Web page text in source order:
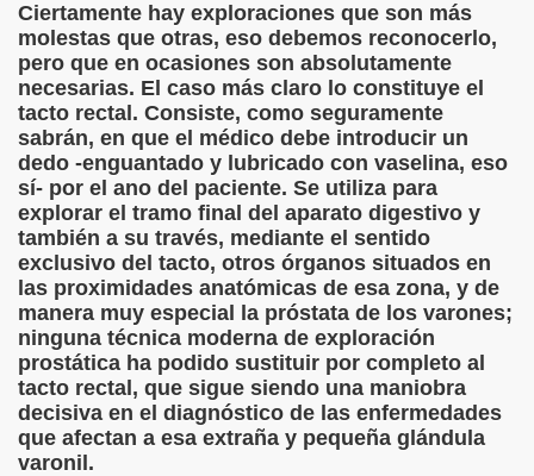
Ciertamente hay exploraciones que son más
molestas que otras, eso debemos reconocerlo,
pero que en ocasiones son absolutamente
necesarias. El caso más claro lo constituye el
tacto rectal. Consiste, como seguramente
sabrán, en que el médico debe introducir un
dedo -enguantado y lubricado con vaselina, eso
sí- por el ano del paciente. Se utiliza para
explorar el tramo final del aparato digestivo y
también a su través, mediante el sentido
exclusivo del tacto, otros órganos situados en
las proximidades anatómicas de esa zona, y de
manera muy especial la próstata de los varones;
ninguna técnica moderna de exploración
prostática ha podido sustituir por completo al
tacto rectal, que sigue siendo una maniobra
decisiva en el diagnóstico de las enfermedades
que afectan a esa extraña y pequeña glándula
varonil.
Casciari)
(Jorge Llopis)
en el Directorio Telefónico de la Ciudad
(Anónimo del Renacimiento Italiano)
Fragmento, Caricatura (Jorge Llopis)
(Aldo Nove)